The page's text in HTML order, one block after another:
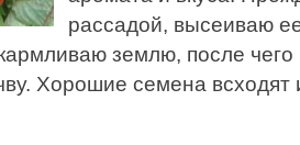
рассадой, высеиваю
землю, после
Хорошие семена всходят